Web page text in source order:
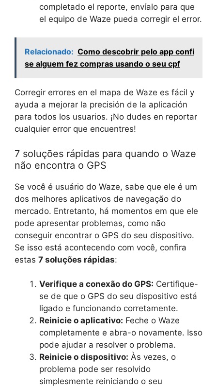
completado el reporte, envíalo para que
el equipo de Waze pueda corregir el error.
Relacionado: Como descobrir pelo app confi
se alguem fez compras usando o seu cpf
Corregir errores en el mapa de Waze es fácil y
ayuda a mejorar la precisión de la aplicación
para todos los usuarios. ¡No dudes en reportar
cualquier error que encuentres!
7 soluções rápidas para quando o Waze
não encontra o GPS
Se você é usuário do Waze, sabe que ele é um
dos melhores aplicativos de navegação do
mercado. Entretanto, há momentos em que ele
pode apresentar problemas, como não
conseguir encontrar o GPS do seu dispositivo.
Se isso está acontecendo com você, confira
estas 7 soluções rápidas:
Verifique a conexão do GPS: Certifique-
se de que o GPS do seu dispositivo está
ligado e funcionando corretamente.
Reinicie o aplicativo: Feche o Waze
completamente e abra-o novamente. Isso
pode ajudar a resolver o problema.
Reinicie o dispositivo: Às vezes, o
problema pode ser resolvido
simplesmente reiniciando o seu